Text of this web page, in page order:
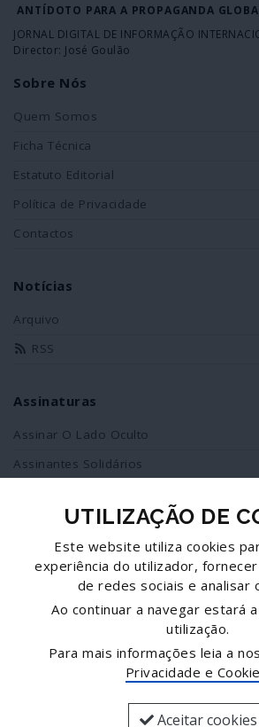
ANTÍDOTO PARA A PROPAGANDA
JORNAL DIGITAL DE INFORMAÇÃO
Director: José Goulão
Sobre Nós
Quem Somos
Ficha Técnica
Estatuto Editorial
Política de Privacidade
Contactos
Notícias
Arquivo
RSS
Assinaturas
Assinar O Lado Oculto
Assinantes Solidários
Redes Sociais
Siga-nos no facebook
Twitter
UTILIZAÇÃO DE
Este website utiliza cookies
experiência do utilizador,
de redes sociais e analisar
Ao continuar a navegar estará
utilização.
Para mais informações leia a
Privacidade e
Aceitar cookies